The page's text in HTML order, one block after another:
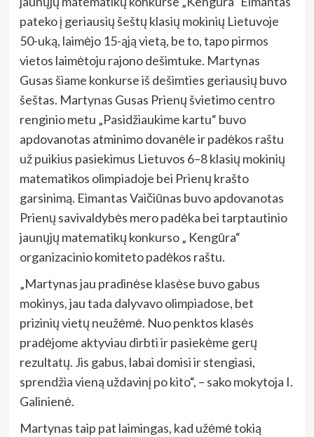
pateko į geriausių šeštų klasių mokinių Lietuvoje
50-uką, laimėjo 15-ąją vietą, be to, tapo pirmos
vietos laimėtoju rajono dešimtuke. Martynas
Gusas šiame konkurse iš dešimties geriausių buvo
šeštas. Martynas Gusas Prienų švietimo centro
renginio metu „Pasidžiaukime kartu“ buvo
apdovanotas atminimo dovanėle ir padėkos raštu
už puikius pasiekimus Lietuvos 6–8 klasių mokinių
matematikos olimpiadoje bei Prienų krašto
garsinimą. Eimantas Vaičiūnas buvo apdovanotas
Prienų savivaldybės mero padėka bei tarptautinio
jaunųjų matematikų konkurso „ Kengūra“
organizacinio komiteto padėkos raštu.
„Martynas jau pradinėse klasėse buvo gabus
mokinys, jau tada dalyvavo olimpiadose, bet
prizinių vietų neužėmė. Nuo penktos klasės
pradėjome aktyviau dirbti ir pasiekėme gerų
rezultatų. Jis gabus, labai domisi ir stengiasi,
sprendžia vieną uždavinį po kito“, – sako mokytoja I.
Galinienė.
Martynas taip pat laimingas, kad užėmė tokią